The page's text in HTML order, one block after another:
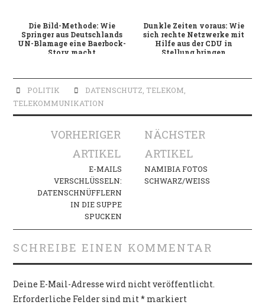
Die Bild-Methode: Wie
Springer aus Deutschlands
UN-Blamage eine Baerbock-
Story macht
Dunkle Zeiten voraus: Wie
sich rechte Netzwerke mit
Hilfe aus der CDU in
Stellung bringen
POLITIK DATENSCHUTZ, TELEKOM,
TELEKOMMUNIKATION
Artikel-
Navigation
VORHERIGER
ARTIKEL
E-MAILS
VERSCHLÜSSELN:
DATENSCHNÜFFLERN
IN DIE SUPPE
SPUCKEN
NÄCHSTER
ARTIKEL
NAMIBIA FOTOS
SCHWARZ/WEISS
SCHREIBE EINEN KOMMENTAR
Deine E-Mail-Adresse wird nicht veröffentlicht.
Erforderliche Felder sind mit* markiert